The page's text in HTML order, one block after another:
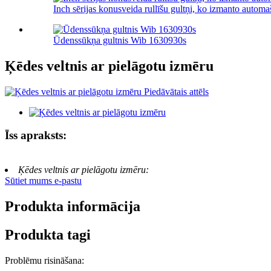
Inch sērijas konusveida rullīšu gultņi, ko izmanto
Ūdenssūkņa gultnis Wib 1630930s
Ķēdes veltnis ar pielāgotu izmēru
Īss apraksts:
Ķēdes veltnis ar pielāgotu izmēru:
Sūtiet mums e-pastu
Produkta informācija
Produkta tagi
Problēmu risināšana: